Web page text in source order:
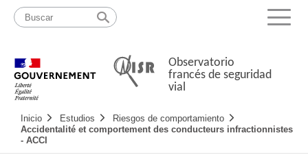
Pasar
contenido
Mapa
web
Menu
Observatorio
francés de seguridad
vial
Navigation
principale
Inicio Estudios
Riesgos de comportamiento
Accidentalité et comportement des conducteurs infractionnistes
- ACCI